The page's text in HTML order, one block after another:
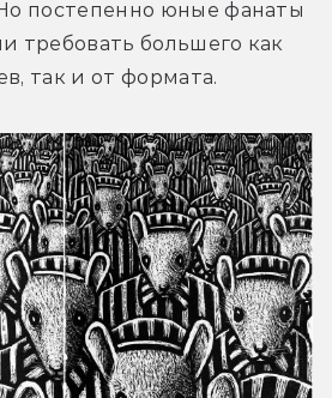
постепенно юные фанаты
требовать большего как
так и от формата.